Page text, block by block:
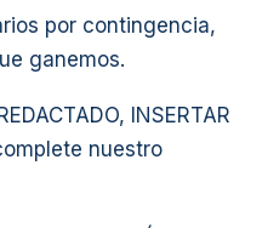
por contingencia,
ganemos.
INSERTAR
nuestro